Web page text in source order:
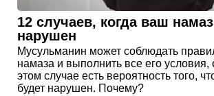
12 случаев, когда ваш
нарушен
Мусульманин может соблюдать
намаза и выполнить все его условия,
этом случае есть вероятность того,
будет нарушен. Почему?